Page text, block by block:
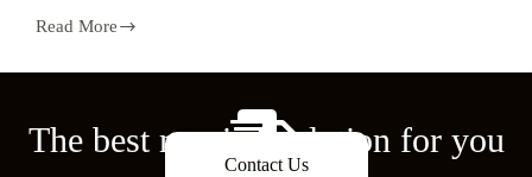
Read More
The best moving solution for you
Contact Us